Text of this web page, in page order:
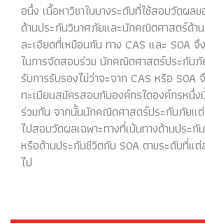
อนึ่ง เนื้อหาวิชาในบางระดับที่ใช้สอบวัดผ
ด้านประกันวินาศภัยและนักคณิตศาสตร์ด้า
ละเอียดที่เหมือนกัน ทาง CAS และ SOA จึ
ในการจัดสอบร่วม นักคณิตศาสตร์ประกัน
รับการรับรองไม่ว่าจะจาก CAS หรือ SOA
ทะเบียนสมัครสอบกับองค์กรใดองค์กรหนึ่ง
ร่วมกัน จากนั้นนักคณิตศาสตร์ประกันภัยแ
ไปสอบวัดผลเฉพาะทางที่เน้นทางด้านประ
หรือด้านประกันชีวิตกับ SOA ตามระดับที่แ
ไป